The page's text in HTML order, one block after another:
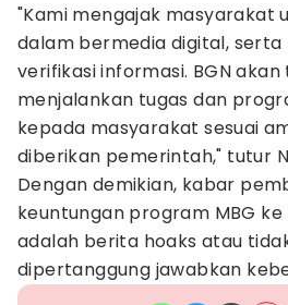
"Kami mengajak masyarakat
dalam bermedia digital,
verifikasi informasi. BGN akan
menjalankan tugas dan
kepada masyarakat sesuai
diberikan pemerintah," tutur
Dengan demikian, kabar
keuntungan program MBG
adalah berita hoaks atau
dipertanggung jawabkan